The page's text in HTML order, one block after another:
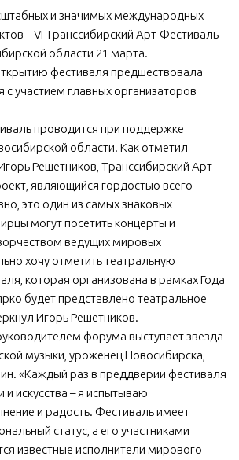
коррупции
«Молодость»
«Октябрь»
школа искусств»
музыкальная школа»
городской историко-художественный
и отдыха им. И.В. Коротеева
библиотечная система»
качества
и значимых международных
– VI Транссибирский Арт-Фестиваль –
области 21 марта.
фестиваля предшествовала
с участием главных организаторов
проводится при поддержке
области. Как отметил
Решетников, Транссибирский Арт-
являющийся гордостью всего
это один из самых знаковых
могут посетить концерты и
ведущих мировых
хочу отметить театральную
которая организована в рамках Года
будет представлено театральное
Игорь Решетников.
форума выступает звезда
музыки, уроженец Новосибирска,
«Каждый раз в преддверии фестиваля
и искусства – я испытываю
и радость. Фестиваль имеет
статус, а его участниками
известные исполнители мирового